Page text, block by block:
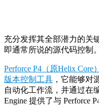
充分发挥其全部潜力的关
即通常所说的源代码控制。
Perforce P4（原Helix Core）
版本控制工具 ，它能够对
自动化工作流，并通过在
Engine 提供了与 Perforce